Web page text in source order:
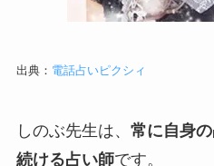
出典： 電話占いピクシィ
しのぶ先生は、 常に自身
続ける占い師です。